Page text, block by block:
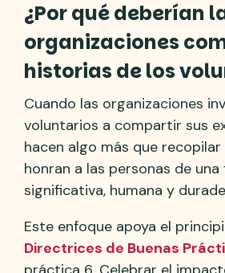
¿Por qué deberían
organizaciones
historias de los
Cuando las organizaciones
voluntarios a compartir sus
hacen algo más que
honran a las personas de una
significativa, humana y
Este enfoque apoya el
Directrices de Buenas